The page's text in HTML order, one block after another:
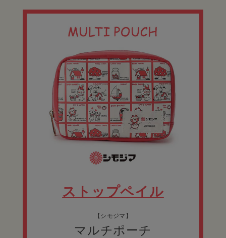
ストップペイル
【シモジマ】
マルチポーチ